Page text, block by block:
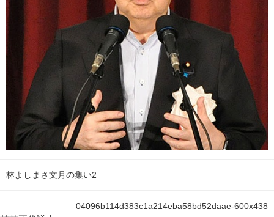
林よしまさ文月の集い2
04096b114d383c1a214eba58bd52daae-600x438